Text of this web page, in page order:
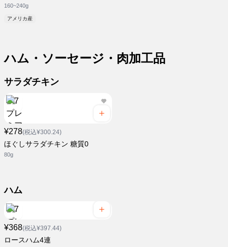
160~240g
アメリカ産
ハム・ソーセージ・肉加工品
サラダチキン
¥278(税込¥300.24)
ほぐしサラダチキン 糖質0
80g
ハム
¥368(税込¥397.44)
ロースハム4連